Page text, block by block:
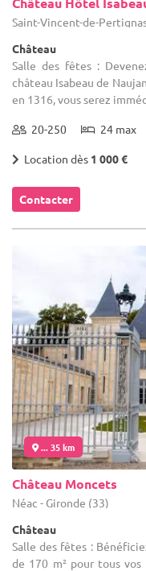
Saint-Vincent-de-
Château
Salle des fêtes :
château Isabeau de
en 1316, vous serez
20-250 24 max
Location dès 1 000 €
Contacter
... 35 km
Château Moncets
Néac - Gironde (33)
Château
Salle des fêtes :
de 170 m² pour tous